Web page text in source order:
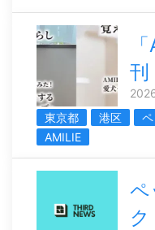
刊
東京都
港区 ペ
AMILIE
ペ
ク